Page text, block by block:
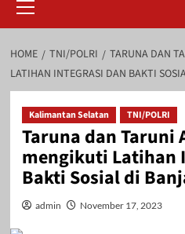
Menu
HOME TNI/POLRI
TARUNA DAN
LATIHAN INTEGRASI DAN BAKTI
Kalimantan Selatan TNI/POLRI
Taruna dan Taruni
mengikuti Latihan
Bakti Sosial di
admin November 17, 2023